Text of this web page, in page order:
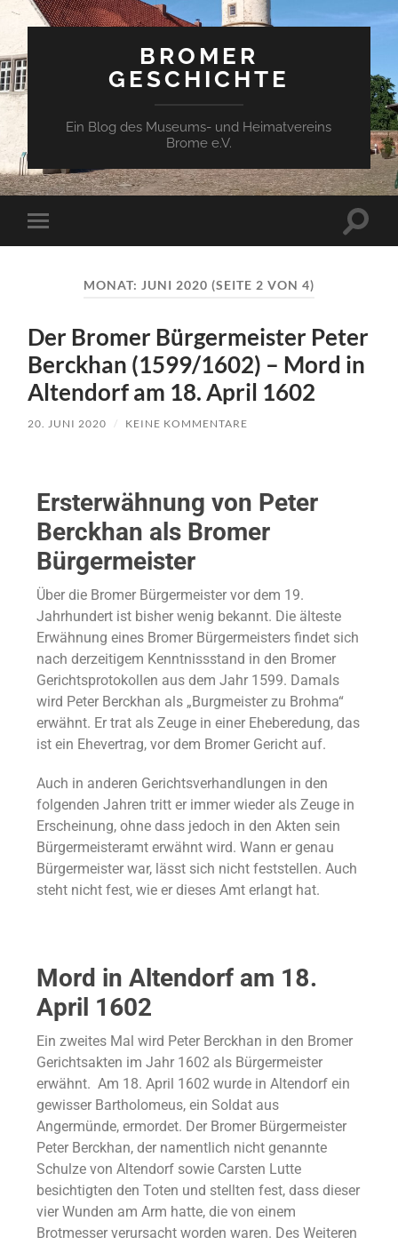
BROMER
GESCHICHTE
Ein Blog des Museums- und Heimatvereins
Brome e.V.
MONAT: JUNI 2020 (SEITE 2 VON 4)
Der Bromer Bürgermeister Peter
Berckhan (1599/1602) – Mord in
Altendorf am 18. April 1602
20. JUNI 2020 / KEINE KOMMENTARE
Ersterwähnung von Peter
Berckhan als Bromer
Bürgermeister
Über die Bromer Bürgermeister vor dem 19.
Jahrhundert ist bisher wenig bekannt. Die älteste
Erwähnung eines Bromer Bürgermeisters findet sich
nach derzeitigem Kenntnissstand in den Bromer
Gerichtsprotokollen aus dem Jahr 1599. Damals
wird Peter Berckhan als „Burgmeister zu Brohma“
erwähnt. Er trat als Zeuge in einer Eheberedung, das
ist ein Ehevertrag, vor dem Bromer Gericht auf.
Auch in anderen Gerichtsverhandlungen in den
folgenden Jahren tritt er immer wieder als Zeuge in
Erscheinung, ohne dass jedoch in den Akten sein
Bürgermeisteramt erwähnt wird. Wann er genau
Bürgermeister war, lässt sich nicht feststellen. Auch
steht nicht fest, wie er dieses Amt erlangt hat.
Mord in Altendorf am 18.
April 1602
Ein zweites Mal wird Peter Berckhan in den Bromer
Gerichtsakten im Jahr 1602 als Bürgermeister
erwähnt. Am 18. April 1602 wurde in Altendorf ein
gewisser Bartholomeus, ein Soldat aus
Angermünde, ermordet. Der Bromer Bürgermeister
Peter Berckhan, der namentlich nicht genannte
Schulze von Altendorf sowie Carsten Lutte
besichtigten den Toten und stellten fest, dass dieser
vier Wunden am Arm hatte, die von einem
Brotmesser verursacht worden waren. Des Weiteren